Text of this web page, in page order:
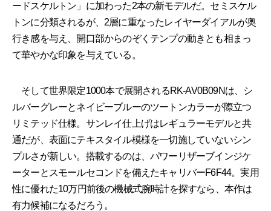
ードスケルトン」に加わった2本の新モデルだ。セミスケル
トンに分類されるが、2層に重なったレイヤーダイアルが奥
行き感を与え、開口部からのぞくテンプの動きとも相まっ
て華やかな印象を与えている。
そして世界限定1000本で展開されるRK-AV0B09Nは、シ
ルバーグレーとネイビーブルーのツートンカラーが際立つ
リミテッド仕様。サンレイ仕上げはレギュラーモデルと共
通だが、表面にテキスタイル模様を一切施していないシン
プルさが新しい。搭載するのは、パワーリザーブインジケ
ーターとスモールセコンドを備えたキャリバーF6F44。実用
性に優れた10万円前後の機械式腕時計を探すなら、本作は
有力候補になるだろう。